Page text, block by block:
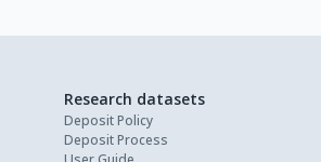
Research datasets
Deposit Policy
Deposit Process